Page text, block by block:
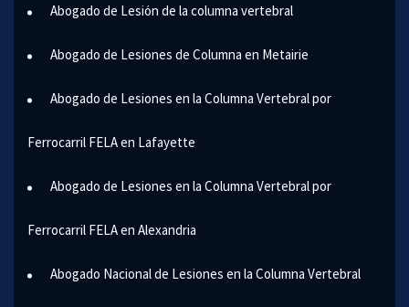
Abogado de Lesión de la columna vertebral
Abogado de Lesiones de Columna en Metairie
Abogado de Lesiones en la Columna Vertebral por
Ferrocarril FELA en Lafayette
Abogado de Lesiones en la Columna Vertebral por
Ferrocarril FELA en Alexandria
Abogado Nacional de Lesiones en la Columna Vertebral